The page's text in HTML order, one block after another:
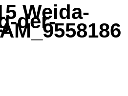
Weida-
der-